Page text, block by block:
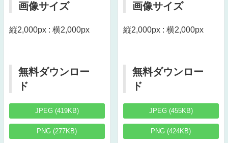
画像サイズ
縦2,000px : 横2,000px
無料ダウンロー
ド
JPEG (419KB)
PNG (277KB)
画像サイズ
縦2,000px : 横2,000px
無料ダウンロー
ド
JPEG (455KB)
PNG (424KB)